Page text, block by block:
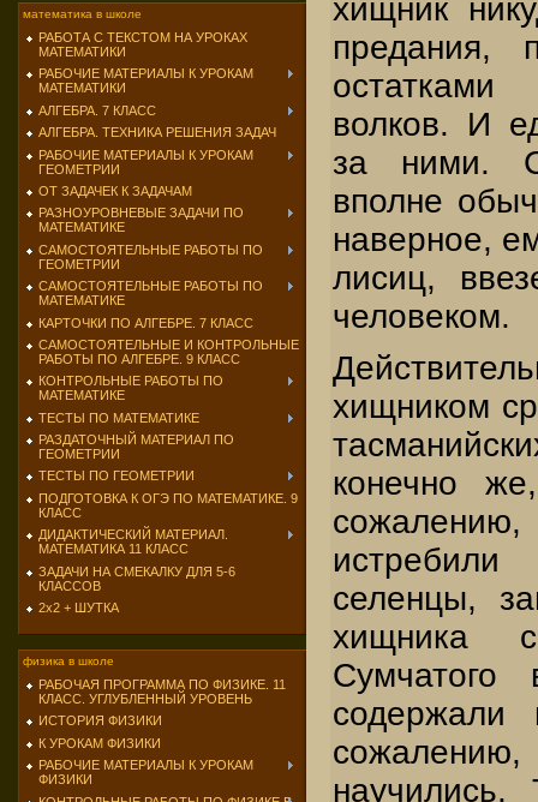
математика в школе
РАБОТА С ТЕКСТОМ НА УРОКАХ
МАТЕМАТИКИ
РАБОЧИЕ МАТЕРИАЛЫ К УРОКАМ
МАТЕМАТИКИ
АЛГЕБРА. 7 КЛАСС
АЛГЕБРА. ТЕХНИКА РЕШЕНИЯ ЗАДАЧ
РАБОЧИЕ МАТЕРИАЛЫ К УРОКАМ
ГЕОМЕТРИИ
ОТ ЗАДАЧЕК К ЗАДАЧАМ
РАЗНОУРОВНЕВЫЕ ЗАДАЧИ ПО
МАТЕМАТИКЕ
САМОСТОЯТЕЛЬНЫЕ РАБОТЫ ПО
ГЕОМЕТРИИ
САМОСТОЯТЕЛЬНЫЕ РАБОТЫ ПО
МАТЕМАТИКЕ
КАРТОЧКИ ПО АЛГЕБРЕ. 7 КЛАСС
САМОСТОЯТЕЛЬНЫЕ И КОНТРОЛЬНЫЕ
РАБОТЫ ПО АЛГЕБРЕ. 9 КЛАСС
КОНТРОЛЬНЫЕ РАБОТЫ ПО
МАТЕМАТИКЕ
ТЕСТЫ ПО МАТЕМАТИКЕ
РАЗДАТОЧНЫЙ МАТЕРИАЛ ПО
ГЕОМЕТРИИ
ТЕСТЫ ПО ГЕОМЕТРИИ
ПОДГОТОВКА К ОГЭ ПО МАТЕМАТИКЕ. 9
КЛАСС
ДИДАКТИЧЕСКИЙ МАТЕРИАЛ.
МАТЕМАТИКА 11 КЛАСС
ЗАДАЧИ НА СМЕКАЛКУ ДЛЯ 5-6
КЛАССОВ
2х2 + ШУТКА
физика в школе
РАБОЧАЯ ПРОГРАММА ПО ФИЗИКЕ. 11
КЛАСС. УГЛУБЛЕННЫЙ УРОВЕНЬ
ИСТОРИЯ ФИЗИКИ
К УРОКАМ ФИЗИКИ
РАБОЧИЕ МАТЕРИАЛЫ К УРОКАМ
ФИЗИКИ
хищник
предания,
волков. И
за ними.
вполне
наверное,
лисиц,
человеком.
хищником
конечно же,
селенцы,
хищника
Сумчатого
сожалению,